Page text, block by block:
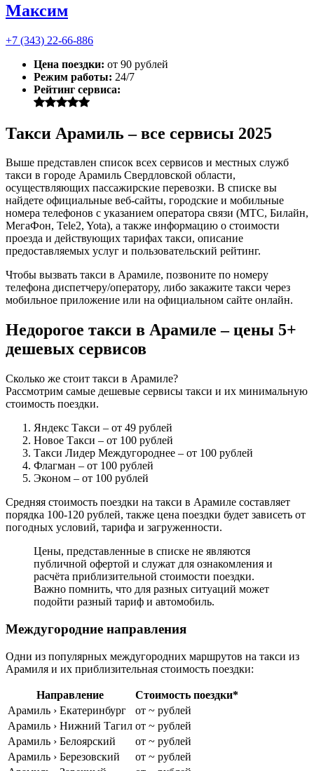
Максим
+7 (343) 22-66-886
Цена поездки: от 90 рублей
Режим работы: 24/7
Рейтинг сервиса:
Такси Арамиль – все сервисы 2025
Выше представлен список всех сервисов и местных служб
такси в городе Арамиль Свердловской области,
осуществляющих пассажирские перевозки. В списке вы
найдете официальные веб-сайты, городские и мобильные
номера телефонов с указанием оператора связи (МТС, Билайн,
МегаФон, Tele2, Yota), а также информацию о стоимости
проезда и действующих тарифах такси, описание
предоставляемых услуг и пользовательский рейтинг.
Чтобы вызвать такси в Арамиле, позвоните по номеру
телефона диспетчеру/оператору, либо закажите такси через
мобильное приложение или на официальном сайте онлайн.
Недорогое такси в Арамиле – цены 5+
дешевых сервисов
Сколько же стоит такси в Арамиле?
Рассмотрим самые дешевые сервисы такси и их минимальную
стоимость поездки.
Яндекс Такси – от 49 рублей
Новое Такси – от 100 рублей
Такси Лидер Междугороднее – от 100 рублей
Флагман – от 100 рублей
Эконом – от 100 рублей
Средняя стоимость поездки на такси в Арамиле составляет
порядка 100-120 рублей, также цена поездки будет зависеть от
погодных условий, тарифа и загруженности.
Цены, представленные в списке не являются
публичной офертой и служат для ознакомления и
расчёта приблизительной стоимости поездки.
Важно помнить, что для разных ситуаций может
подойти разный тариф и автомобиль.
Междугородние направления
Одни из популярных междугородних маршрутов на такси из
Арамиля и их приблизительная стоимость поездки:
Направление
Стоимость поездки*
Арамиль › Екатеринбург
от ~ рублей
Арамиль › Нижний Тагил от ~ рублей
Арамиль › Белоярский
от ~ рублей
Арамиль › Березовский
от ~ рублей